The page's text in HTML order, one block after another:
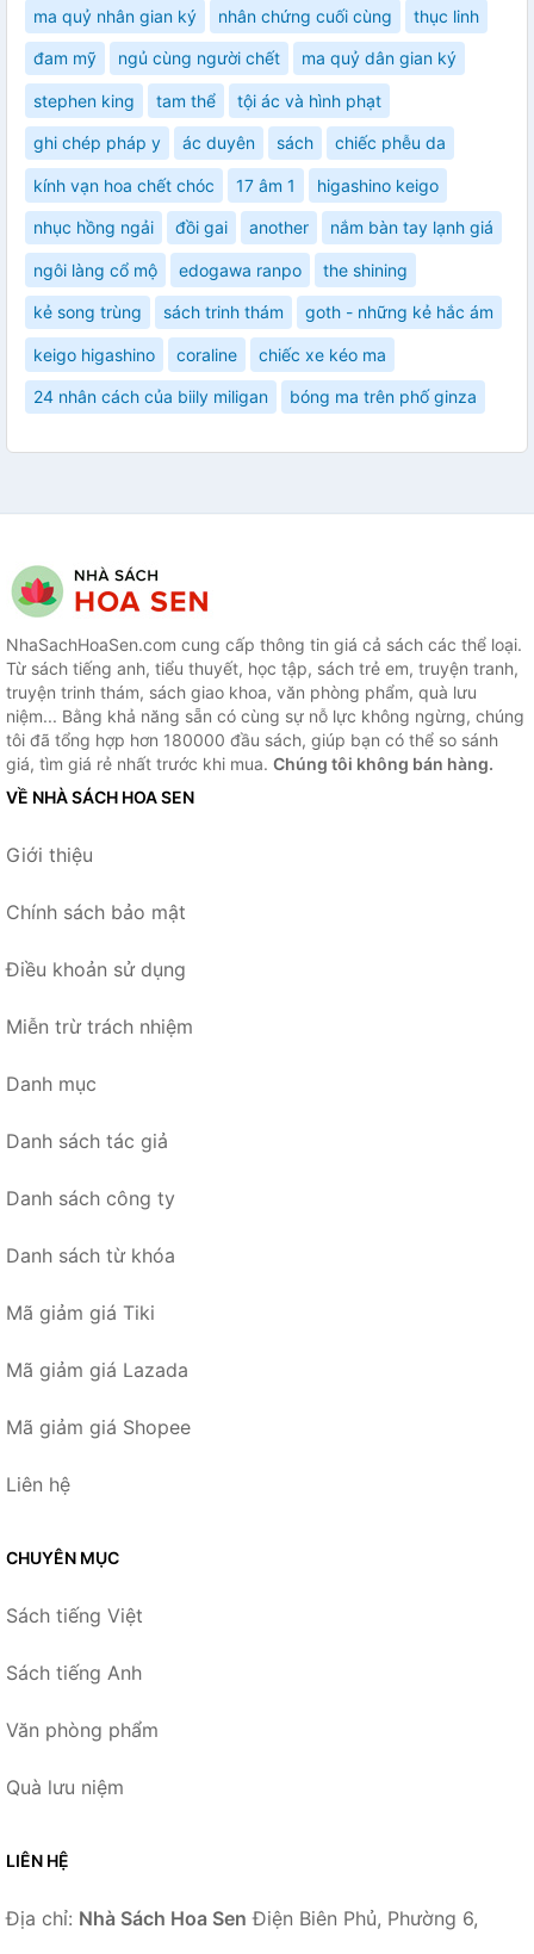
ma quỷ nhân gian ký nhân chứng cuối cùng thục linh
đam mỹ ngủ cùng người chết ma quỷ dân gian ký
stephen king tam thể tội ác và hình phạt
ghi chép pháp y ác duyên sách chiếc phễu da
kính vạn hoa chết chóc 17 âm 1 higashino keigo
nhục hồng ngải đồi gai another nắm bàn tay lạnh giá
ngôi làng cổ mộ edogawa ranpo the shining
kẻ song trùng sách trinh thám goth - những kẻ hắc ám
keigo higashino coraline chiếc xe kéo ma
24 nhân cách của biily miligan bóng ma trên phố ginza
NhaSachHoaSen.com cung cấp thông tin giá cả sách các thể loại.
Từ sách tiếng anh, tiểu thuyết, học tập, sách trẻ em, truyện tranh,
truyện trinh thám, sách giao khoa, văn phòng phẩm, quà lưu
niệm... Bằng khả năng sẵn có cùng sự nỗ lực không ngừng, chúng
tôi đã tổng hợp hơn 180000 đầu sách, giúp bạn có thể so sánh
giá, tìm giá rẻ nhất trước khi mua. Chúng tôi không bán hàng.
VỀ NHÀ SÁCH HOA SEN
Giới thiệu
Chính sách bảo mật
Điều khoản sử dụng
Miễn trừ trách nhiệm
Danh mục
Danh sách tác giả
Danh sách công ty
Danh sách từ khóa
Mã giảm giá Tiki
Mã giảm giá Lazada
Mã giảm giá Shopee
Liên hệ
CHUYÊN MỤC
Sách tiếng Việt
Sách tiếng Anh
Văn phòng phẩm
Quà lưu niệm
LIÊN HỆ
Địa chỉ: Nhà Sách Hoa Sen Điện Biên Phủ, Phường 6,